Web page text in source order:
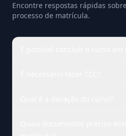
Encontre respostas rápidas
processo de matrícula.